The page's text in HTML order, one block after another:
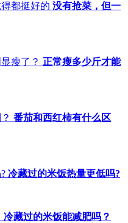
没有抢菜，但一
正常瘦多少斤才能
番茄和西红柿有什么区
冷藏过的米饭热量更低吗?
冷藏过的米饭能减肥吗？